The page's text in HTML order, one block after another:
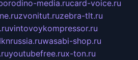
media.rucard-voice.ru
zvonitut.ruzebra-tlt.ru
vintovoykompressor.ru
wasabi-shop.ru
youtubefree.rux-ton.ru